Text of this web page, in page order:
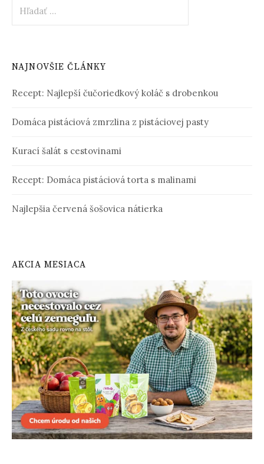
NAJNOVŠIE ČLÁNKY
Recept: Najlepší čučoriedkový koláč s drobenkou
Domáca pistáciová zmrzlina z pistáciovej pasty
Kurací šalát s cestovinami
Recept: Domáca pistáciová torta s malinami
Najlepšia červená šošovica nátierka
AKCIA MESIACA